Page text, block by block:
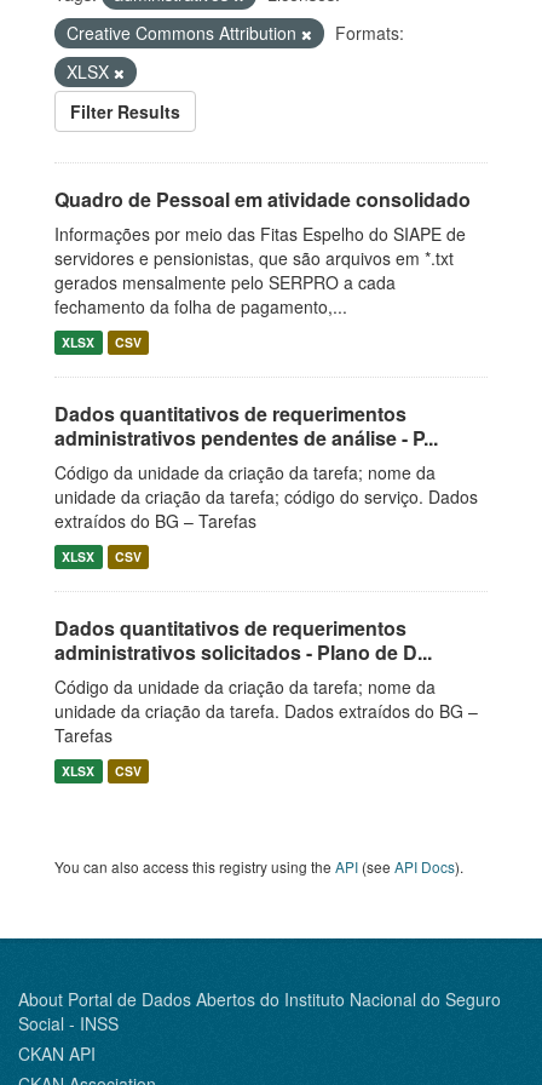
Creative Commons Attribution
Formats:
XLSX
Filter Results
Quadro de Pessoal em atividade consolidado
Informações por meio das Fitas Espelho do SIAPE de
servidores e pensionistas, que são arquivos em *.txt
gerados mensalmente pelo SERPRO a cada
fechamento da folha de pagamento,...
XLSX CSV
Dados quantitativos de requerimentos
administrativos pendentes de análise - P...
Código da unidade da criação da tarefa; nome da
unidade da criação da tarefa; código do serviço. Dados
extraídos do BG – Tarefas
XLSX CSV
Dados quantitativos de requerimentos
administrativos solicitados - Plano de D...
Código da unidade da criação da tarefa; nome da
unidade da criação da tarefa. Dados extraídos do BG –
Tarefas
XLSX CSV
You can also access this registry using the API (see API Docs).
About Portal de Dados Abertos do Instituto Nacional do Seguro
Social - INSS
CKAN API